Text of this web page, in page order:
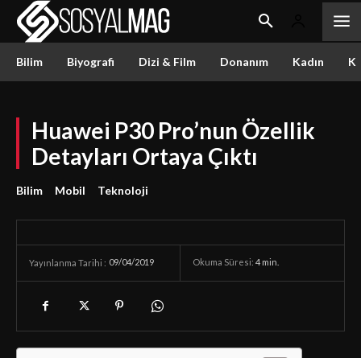
Bilim Biyografi Dizi & Film Donanım Kadın
Huawei P30 Pro’nun Özellik
Detayları Ortaya Çıktı
Bilim Mobil Teknoloji
Yayınlanma Tarihi : 09/04/2019 Okuma Süresi: 4 min.